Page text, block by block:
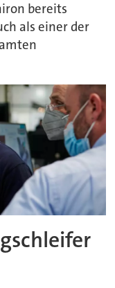
bereits
als einer der